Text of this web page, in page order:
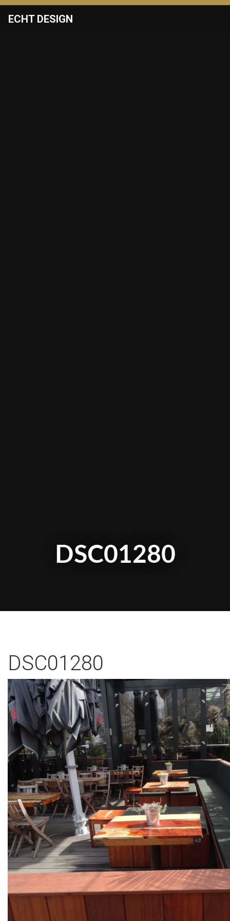
ECHT DESIGN
DSC01280
DSC01280